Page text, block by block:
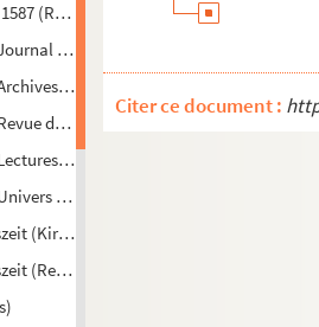
(Revue Historique)
d'Alsace)
Israëlites)
des études juives)
israëlites)
israëlites)
(Kirchenbote)
(Revue Historique)
Citer ce document :